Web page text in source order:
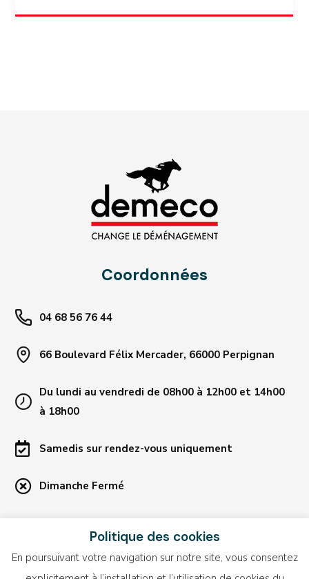
Coordonnées
04 68 56 76 44
66 Boulevard Félix Mercader, 66000 Perpignan
Du lundi au vendredi de 08h00 à 12h00 et 14h00
à 18h00
Samedis sur rendez-vous uniquement
Dimanche Fermé
Liens utiles
Blog
Politique des cookies
En poursuivant votre navigation sur notre site, vous consentez